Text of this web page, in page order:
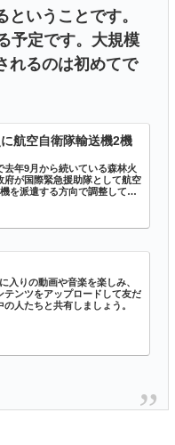
いうことです。
予定です。大規模
れるのは初めてで
航空自衛隊輸送機2機
去年9月から続いている森林火
府が国際緊急援助隊として航空
を派遣する方向で調整してい
隊の1佐を含む自衛隊員8人
情報...
入りの動画や音楽を楽しみ、
テンツをアップロードして友だ
人たちと共有しましょう。